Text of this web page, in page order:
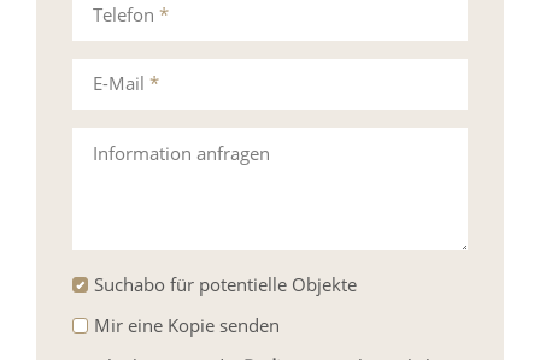
Telefon *
Information anfragen
E-Mail *
Suchabo für potentielle Objekte
Mir eine Kopie senden